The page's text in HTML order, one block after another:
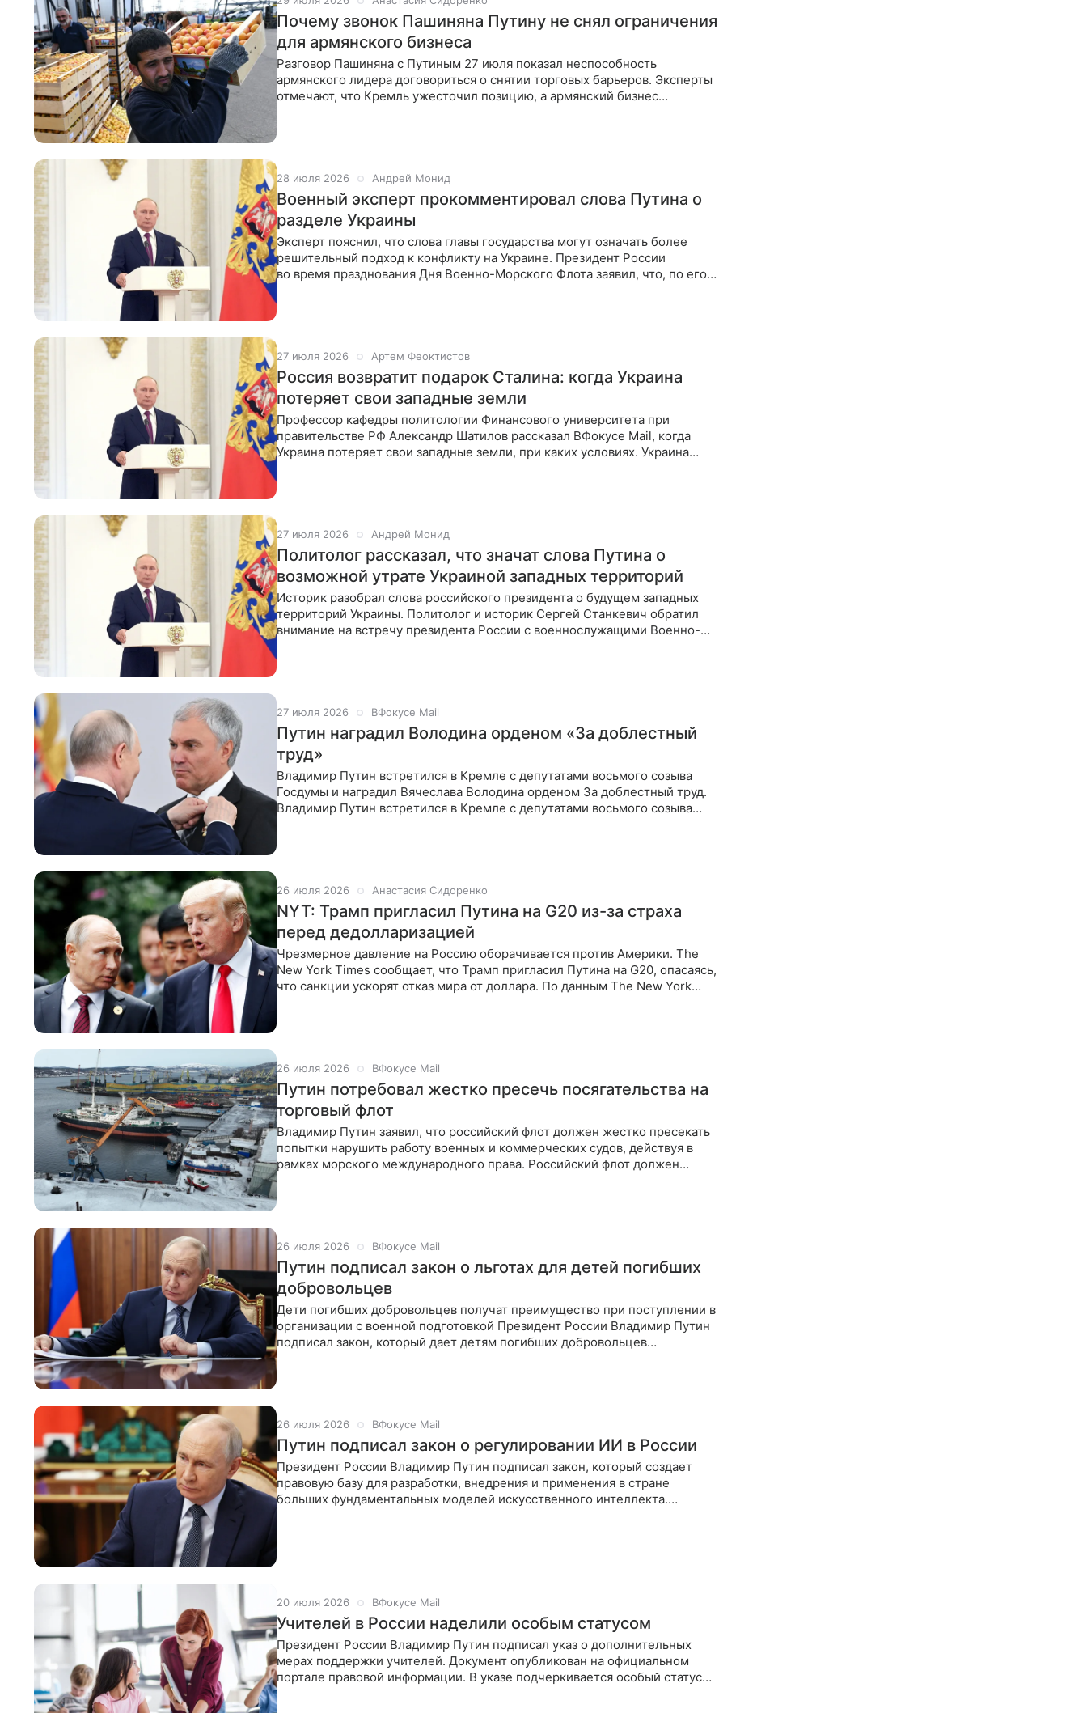
Почему звонок Пашиняна Путину не снял ограничения
для армянского бизнеса
Разговор Пашиняна с Путиным 27 июля показал неспособность
армянского лидера договориться о снятии торговых барьеров. Эксперты
отмечают, что Кремль ужесточил позицию, а армянский бизнес
28 июля 2026 Андрей Монид
Военный эксперт прокомментировал слова Путина о
разделе Украины
Эксперт пояснил, что слова главы государства могут означать более
решительный подход к конфликту на Украине. Президент России
во время празднования Дня Военно-Морского Флота заявил, что, по его
27 июля 2026 Артем Феоктистов
Россия возвратит подарок Сталина: когда Украина
потеряет свои западные земли
Профессор кафедры политологии Финансового университета при
правительстве РФ Александр Шатилов рассказал ВФокусе Mail, когда
Украина потеряет свои западные земли, при каких условиях. Украина
27 июля 2026 Андрей Монид
Политолог рассказал, что значат слова Путина о
возможной утрате Украиной западных территорий
Историк разобрал слова российского президента о будущем западных
территорий Украины. Политолог и историк Сергей Станкевич обратил
внимание на встречу президента России с военнослужащими Военно-
27 июля 2026 ВФокусе Mail
Путин наградил Володина орденом «За доблестный
труд»
Владимир Путин встретился в Кремле с депутатами восьмого созыва
Госдумы и наградил Вячеслава Володина орденом За доблестный труд.
Владимир Путин встретился в Кремле с депутатами восьмого созыва
26 июля 2026 Анастасия Сидоренко
NYT: Трамп пригласил Путина на G20 из-за страха
перед дедолларизацией
Чрезмерное давление на Россию оборачивается против Америки. The
New York Times сообщает, что Трамп пригласил Путина на G20, опасаясь,
что санкции ускорят отказ мира от доллара. По данным The New York
26 июля 2026 ВФокусе Mail
Путин потребовал жестко пресечь посягательства на
торговый флот
Владимир Путин заявил, что российский флот должен жестко пресекать
попытки нарушить работу военных и коммерческих судов, действуя в
рамках морского международного права. Российский флот должен
26 июля 2026 ВФокусе Mail
Путин подписал закон о льготах для детей погибших
добровольцев
Дети погибших добровольцев получат преимущество при поступлении в
организации с военной подготовкой Президент России Владимир Путин
подписал закон, который дает детям погибших добровольцев
26 июля 2026 ВФокусе Mail
Путин подписал закон о регулировании ИИ в России
Президент России Владимир Путин подписал закон, который создает
правовую базу для разработки, внедрения и применения в стране
больших фундаментальных моделей искусственного интеллекта.
20 июля 2026 ВФокусе Mail
Учителей в России наделили особым статусом
Президент России Владимир Путин подписал указ о дополнительных
мерах поддержки учителей. Документ опубликован на официальном
портале правовой информации. В указе подчеркивается особый статус